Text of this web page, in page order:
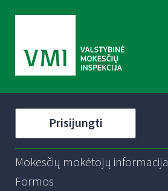
Prisijungti
Mokesčių mokėtojų informacija
Formos